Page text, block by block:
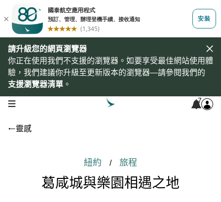
請升級您的網頁瀏覽器
你正在使用我們不支援的瀏覽器。如要享受最佳網站使用體
驗，我們建議你升級至更新版本的瀏覽器—請參閱我們的
支援瀏覽器清單 。
open navigation menu 7
靈感
紐約 / 旅程
葛咸城與樂園相遇之地